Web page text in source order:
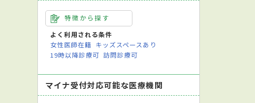
特徴から探す
よく利用される条件
女性医師在籍 キッズスペースあり
19時以降診療可 訪問診療可
マイナ受付対応可能な医療機関